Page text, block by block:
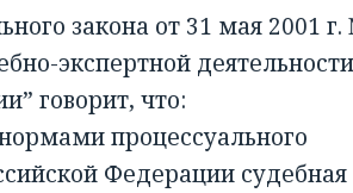
закона от 31 мая 2001
экспертной
говорит, что:
процессуального
Федерации судебная